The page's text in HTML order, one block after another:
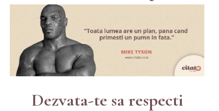
Dezvata-te sa respecti